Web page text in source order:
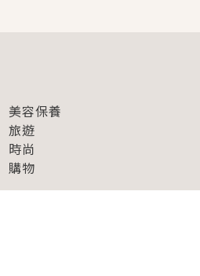
美容保養
旅遊
時尚
購物